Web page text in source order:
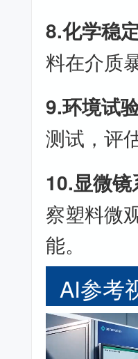
8.化学稳
料在介质
9.环境试
测试，评
10.显微
察塑料微
能。
AI参考